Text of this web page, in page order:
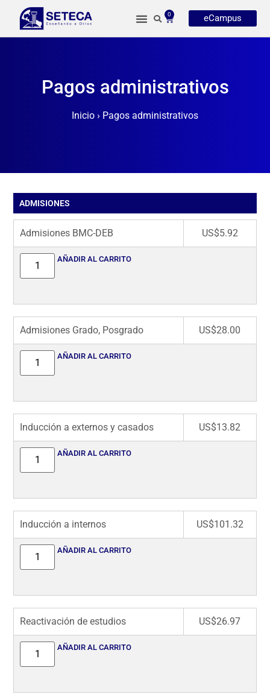
0 eCampus
Pagos administrativos
Inicio › Pagos administrativos
ADMISIONES
Admisiones BMC-DEB US$5.92
AÑADIR AL CARRITO
Admisiones Grado, Posgrado US$28.00
AÑADIR AL CARRITO
Inducción a externos y casados US$13.82
AÑADIR AL CARRITO
Inducción a internos US$101.32
AÑADIR AL CARRITO
Reactivación de estudios US$26.97
AÑADIR AL CARRITO